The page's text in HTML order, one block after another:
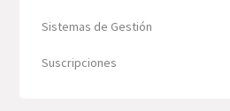
Sistemas de Gestión
Suscripciones